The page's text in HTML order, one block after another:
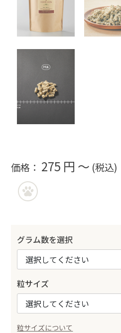
価格： 275 円 ～ (税込)
グラム数を選択
粒サイズ
粒サイズについて